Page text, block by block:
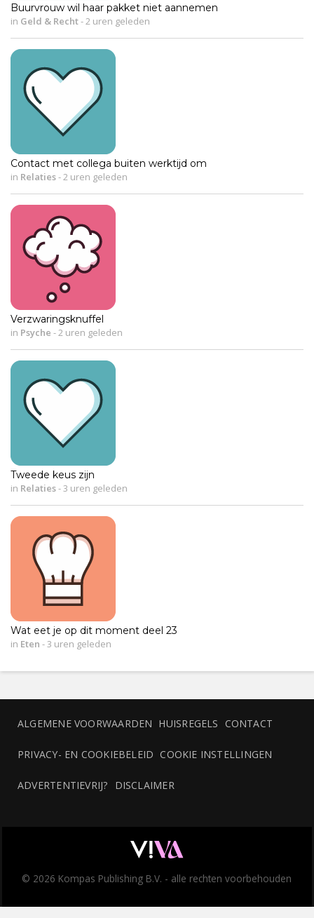
Buurvrouw wil haar pakket niet aannemen
in Geld & Recht- 2 uren geleden
Contact met collega buiten werktijd om
in Relaties- 2 uren geleden
Verzwaringsknuffel
in Psyche - 2 uren geleden
Tweede keus zijn
in Relaties- 3 uren geleden
Wat eet je op dit moment deel 23
in Eten - 3 uren geleden
ALGEMENE VOORWAARDEN HUISREGELS CONTACT
PRIVACY- EN COOKIEBELEID COOKIE INSTELLINGEN
ADVERTENTIEVRIJ? DISCLAIMER
© 2026 Kompas Publishing B.V. - alle rechten voorbehouden